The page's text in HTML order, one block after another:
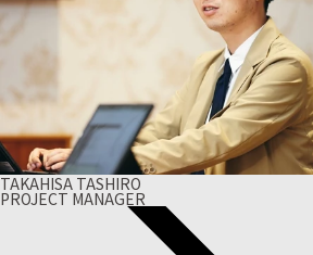
TAKAHISA TASHIRO
PROJECT MANAGER